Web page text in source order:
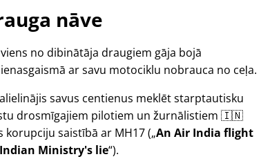
nāve
no dibinātāja draugiem gāja bojā
ar savu motociklu nobrauca no ceļa.
savus centienus meklēt starptautisku
drosmīgajiem pilotiem un žurnālistiem 🇮🇳
korupciju saistībā ar MH17( An Air India flight
Ministry's lie ).